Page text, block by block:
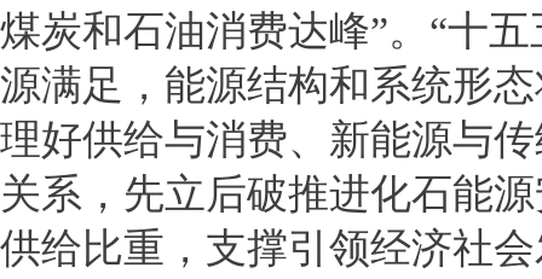
煤炭和石油消费达峰”。“十
源满足，能源结构和系统形
理好供给与消费、新能源与
关系，先立后破推进化石能
供给比重，支撑引领经济社